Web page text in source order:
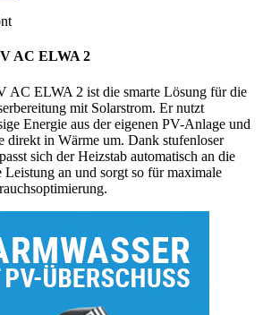
AC ELWA 2
AC ELWA 2 ist die smarte Lösung für die
mit Solarstrom. Er nutzt
Energie aus der eigenen PV-Anlage und
direkt in Wärme um. Dank stufenloser
sich der Heizstab automatisch an die
Leistung an und sorgt so für maximale